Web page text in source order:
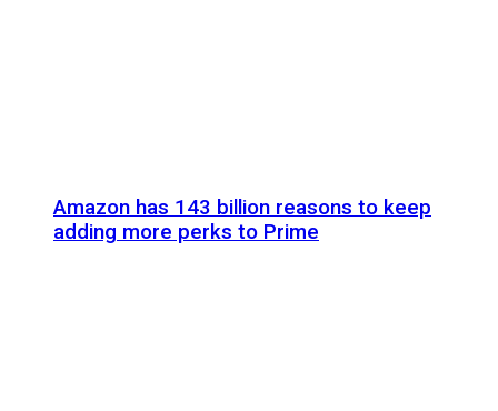
Amazon has 143 billion reasons to keep
adding more perks to Prime